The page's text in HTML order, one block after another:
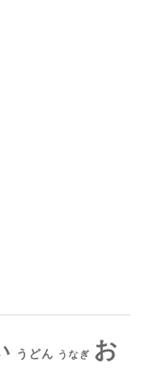
うどん うなぎ お